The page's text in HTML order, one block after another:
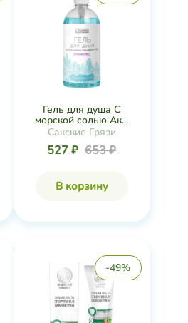
Гель для душа С
морской солью Ак...
Сакские Грязи
527 ₽ 653 ₽
В корзину
-49%